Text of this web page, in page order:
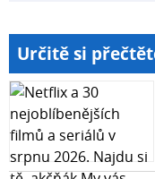
Určitě si